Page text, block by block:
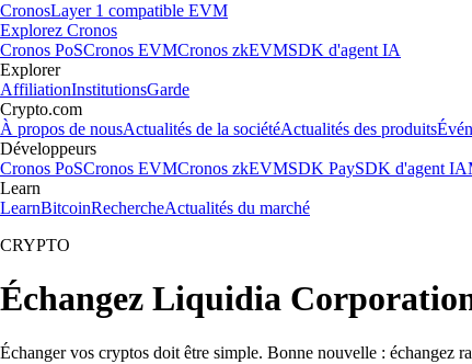
CronosLayer 1 compatible EVM
Explorez Cronos
Cronos PoSCronos EVMCronos zkEVMSDK d'agent IA
Explorer
AffiliationInstitutionsGarde
Crypto.com
À propos de nousActualités de la sociétéActualités des produits
Développeurs
Cronos PoSCronos EVMCronos zkEVMSDK PaySDK d'agent IA
Learn
LearnBitcoinRechercheActualités du marché
CRYPTO
Échangez Liquidia
Échanger vos cryptos doit être simple. Bonne nouvelle : échangez